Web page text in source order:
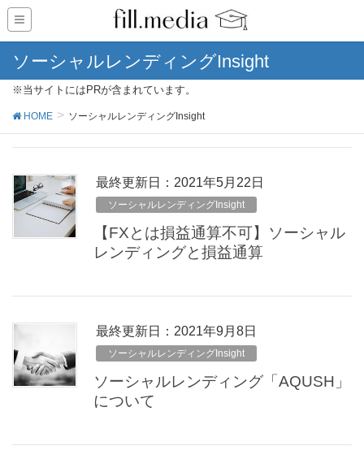
ソーシャルレンディングInsight
※当サイトにはPRが含まれています。
HOME ソーシャルレンディングInsight
最終更新日：2021年5月22日
ソーシャルレンディングInsight
【FXとは損益通算不可】ソーシャル
レンディングと損益通算
最終更新日：2021年9月8日
ソーシャルレンディングInsight
ソーシャルレンディング「AQUSH」
について